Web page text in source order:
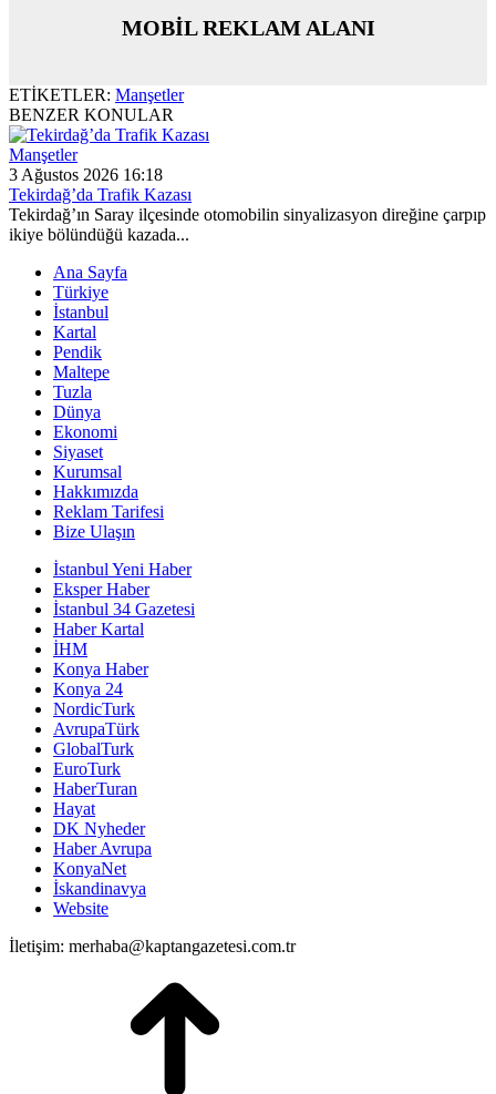
MOBİL REKLAM ALANI
ETİKETLER: Manşetler
BENZER KONULAR
Manşetler
3 Ağustos 2026 16:18
Tekirdağ’da Trafik Kazası
Tekirdağ’ın Saray ilçesinde otomobilin sinyalizasyon direğine çarpıp
ikiye bölündüğü kazada...
Ana Sayfa
Türkiye
İstanbul
Kartal
Pendik
Maltepe
Tuzla
Dünya
Ekonomi
Siyaset
Kurumsal
Hakkımızda
Reklam Tarifesi
Bize Ulaşın
İstanbul Yeni Haber
Eksper Haber
İstanbul 34 Gazetesi
Haber Kartal
İHM
Konya Haber
Konya 24
NordicTurk
AvrupaTürk
GlobalTurk
EuroTurk
HaberTuran
Hayat
DK Nyheder
Haber Avrupa
KonyaNet
İskandinavya
Website
İletişim: merhaba@kaptangazetesi.com.tr